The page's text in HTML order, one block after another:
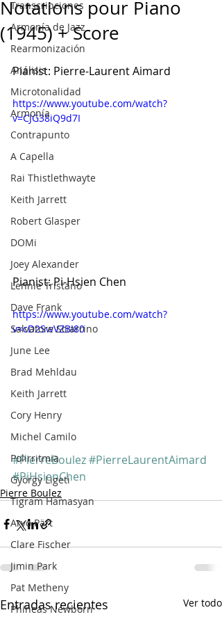
Transcripciones
Armonía de Jazz
Rearmonización
Análisis
Microtonalidad
Armonía
Contrapunto
A Capella
Rai Thistlethwayte
Keith Jarrett
Robert Glasper
DOMi
Joey Alexander
Lennie Tristano
Dave Frank
Salvatore Sciarrino
June Lee
Brad Mehldau
Keith Jarrett
Cory Henry
Michel Camilo
Polirritmia
György Ligeti
Tigram Hamasyan
Arvo Pärt
Clare Fischer
Jimin Park
Pat Metheny
Phineas Newborn
Notations pour Piano
(1945) + Score
Pianist: Pierre-Laurent Aimard
https://www.youtube.com/watch?
v=CJG38iQ9d7I
Pianist: Pi-Hsien Chen
https://www.youtube.com/watch?
v=cD2SwVZBI80
#PierreBoulez#PierreLaurentAimard
#PiHsienChen
Pierre Boulez
Entradas recientes Ver todo